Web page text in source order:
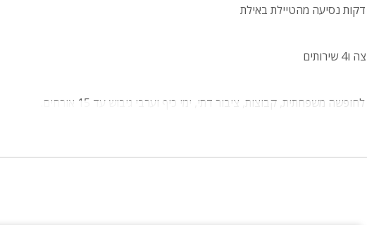
נסיעה מהטיילת באילת
משפחתית, קבוצות, ציבור דתי, ימי כיף וערבי גיבוש עד 15 אורחים.